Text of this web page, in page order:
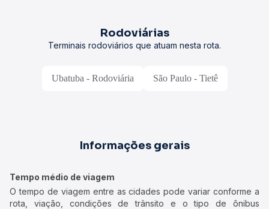
Rodoviárias
Terminais rodoviários que atuam nesta rota.
Ubatuba - Rodoviária São Paulo - Tietê
Informações gerais
Tempo médio de viagem
O tempo de viagem entre as cidades pode variar conforme a
rota, viação, condições de trânsito e o tipo de ônibus